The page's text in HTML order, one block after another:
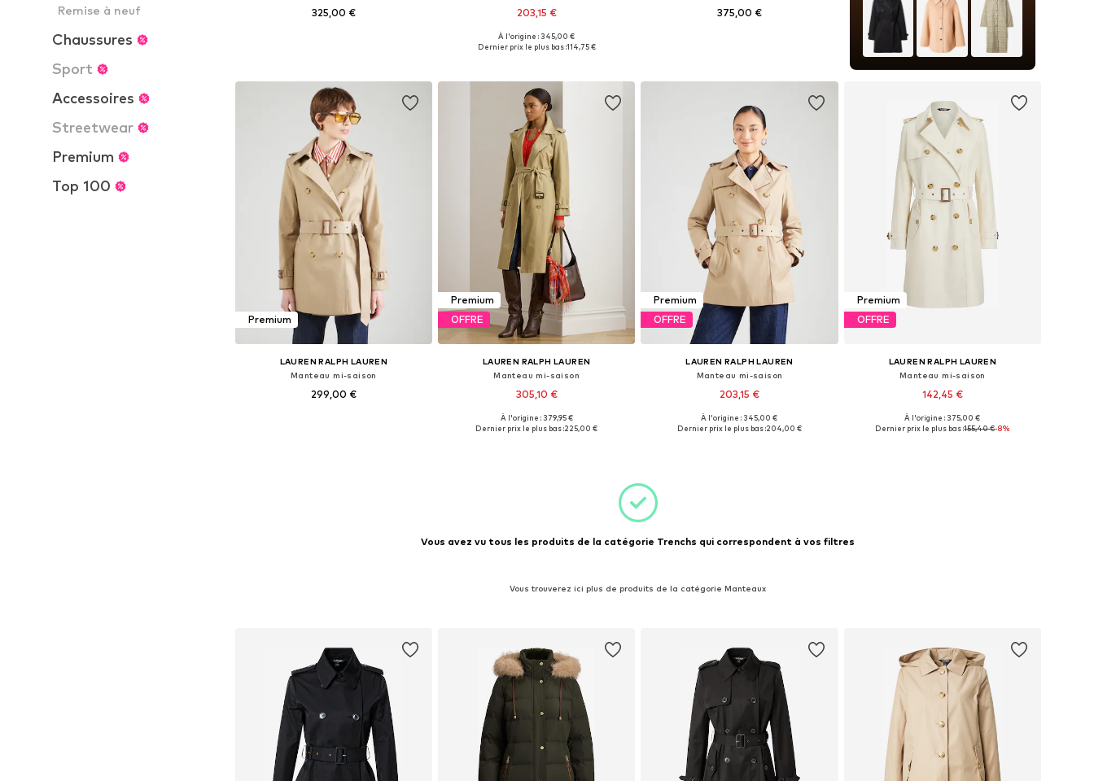
Remise à neuf
Chaussures
Sport
Accessoires
Streetwear
Premium
Top 100
325,00 € 203,15 €
Tailles disponibles: S, M
À l'origine : 345,00 €
Dernier prix le plus bas :114,75 €
375,00 €
Premium
LAUREN RALPH LAUREN
Manteau mi-saison
299,00 €
Premium
OFFRE
LAUREN RALPH LAUREN
Manteau mi-saison
305,10 €
Tailles disponibles: XS, S
À l'origine : 379,95 €
Dernier prix le plus bas :225,00 €
Premium
OFFRE
LAUREN RALPH LAUREN
Manteau mi-saison
203,15 €
Tailles disponibles: XL
À l'origine : 345,00 €
Dernier prix le plus bas :204,00 €
Premium
OFFRE
LAUREN RALPH LAUREN
Manteau mi-saison
142,45 €
Tailles disponibles: XL
À l'origine : 375,00 €
Dernier prix le plus bas :155,40 €-8%
Vous avez vu tous les produits de la catégorie Trenchs qui correspondent à vos filtres
Vous trouverez ici plus de produits de la catégorie Manteaux